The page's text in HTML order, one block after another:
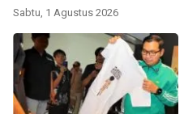
Sabtu, 1 Agustus 2026